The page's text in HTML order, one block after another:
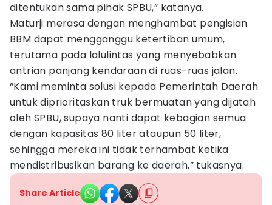
ditentukan sama pihak SPBU,” katanya.
Maturji merasa dengan menghambat pengisian
BBM dapat mengganggu ketertiban umum,
terutama pada lalulintas yang menyebabkan
antrian panjang kendaraan di ruas-ruas jalan.
“Kami meminta solusi kepada Pemerintah Daerah
untuk diprioritaskan truk bermuatan yang dijatah
oleh SPBU, supaya nanti dapat kebagian semua
dengan kapasitas 80 liter ataupun 50 liter,
sehingga mereka ini tidak terhambat ketika
mendistribusikan barang ke daerah,” tukasnya.
Share Article